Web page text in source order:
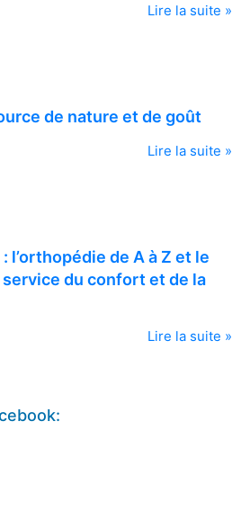
Lire la suite »
de nature et de goût
Lire la suite »
l’orthopédie de A à Z et le
du confort et de la
Lire la suite »